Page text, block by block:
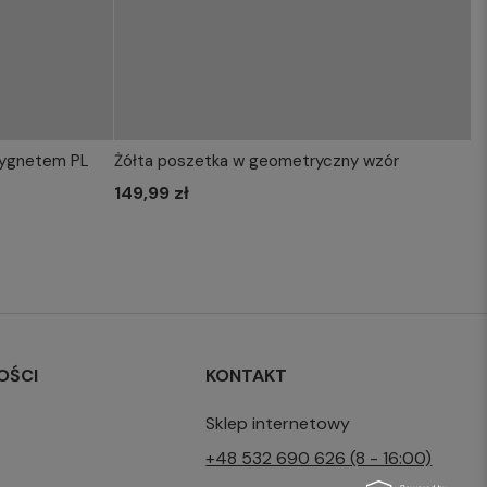
PL WYBIERZ ROZMIAR DO KOSZYKA
Żółta poszetka w geometryczny wzór
149,99 zł
KONTAKT
Sklep internetowy
+48 532 690 626 (8 - 16:00)